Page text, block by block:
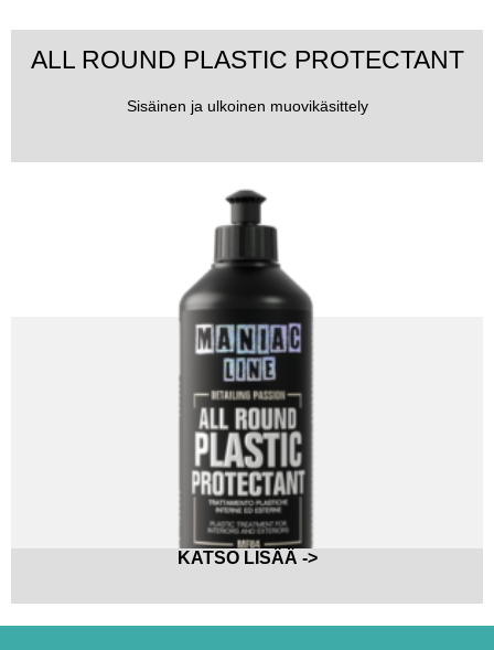
ALL ROUND PLASTIC PROTECTANT
Sisäinen ja ulkoinen muovikäsittely
KATSO LISÄÄ ->